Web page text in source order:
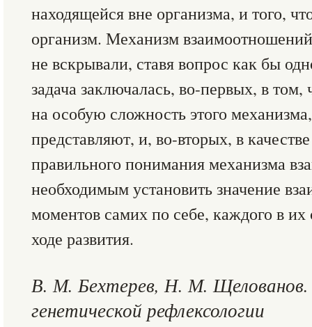
находящейся вне организма, и того,
организм. Механизм
не вскрывали, ставя вопрос как бы
задача заключалась, во-первых, в
на особую сложность этого
представляют, и, во-вторых, в
правильного понимания механизма
необходимым установить значение
моментов самих по себе, каждого в
ходе развития.
В. М. Бехтерев, Н. М. Щелованов.
генетической рефлексологии